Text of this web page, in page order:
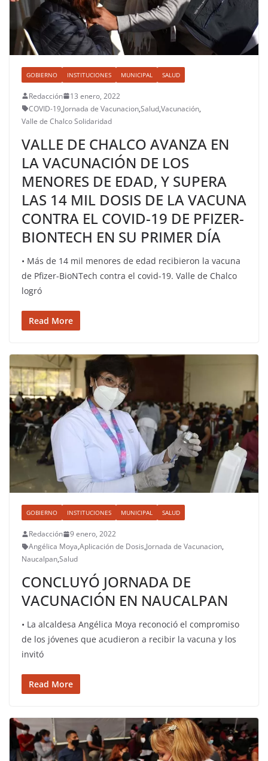
GOBIERNO INSTITUCIONES MUNICIPAL SALUD
Redacción
13 enero, 2022
COVID-19,Jornada de Vacunacion,Salud,Vacunación,
Valle de Chalco Solidaridad
VALLE DE CHALCO AVANZA EN
LA VACUNACIÓN DE LOS
MENORES DE EDAD, Y SUPERA
LAS 14 MIL DOSIS DE LA VACUNA
CONTRA EL COVID-19 DE PFIZER-
BIONTECH EN SU PRIMER DÍA
• Más de 14 mil menores de edad recibieron la vacuna
de Pfizer-BioNTech contra el covid-19. Valle de Chalco
logró
Read More
GOBIERNO INSTITUCIONES MUNICIPAL SALUD
Redacción
9 enero, 2022
Angélica Moya,Aplicación de Dosis,Jornada de Vacunacion,
Naucalpan,Salud
CONCLUYÓ JORNADA DE
VACUNACIÓN EN NAUCALPAN
• La alcaldesa Angélica Moya reconoció el compromiso
de los jóvenes que acudieron a recibir la vacuna y los
invitó
Read More